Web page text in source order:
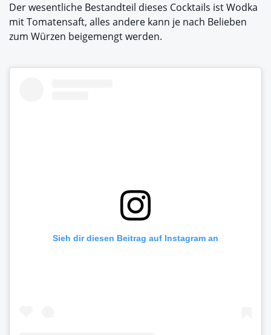
Der wesentliche Bestandteil dieses Cocktails ist Wodka
mit Tomatensaft, alles andere kann je nach Belieben
zum Würzen beigemengt werden.
Sieh dir diesen Beitrag auf Instagram an